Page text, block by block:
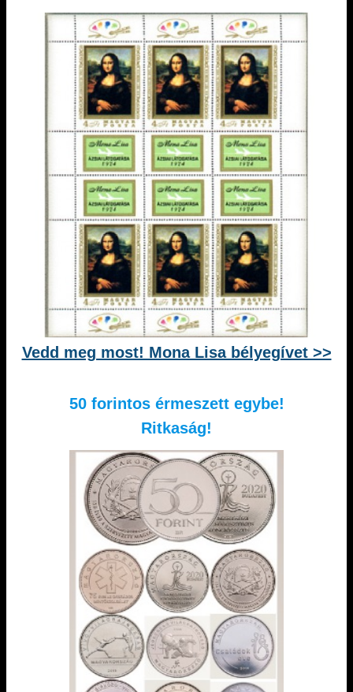
Vedd meg most! Mona Lisa bélyegívet >>
50 forintos érmeszett egybe!
Ritkaság!